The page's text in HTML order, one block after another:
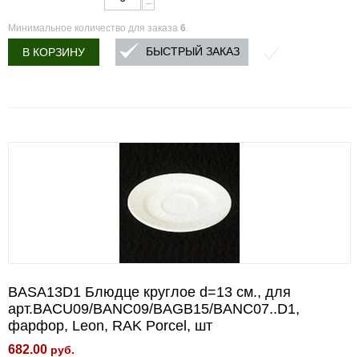
−
Минимальное количество для заказа 6.
В КОРЗИНУ БЫСТРЫЙ ЗАКАЗ
BASA13D1 Блюдце круглое d=13 см., для
арт.BACU09/BANC09/BAGB15/BANC07..D1,
фарфор, Leon, RAK Porcel, шт
682.00 руб.